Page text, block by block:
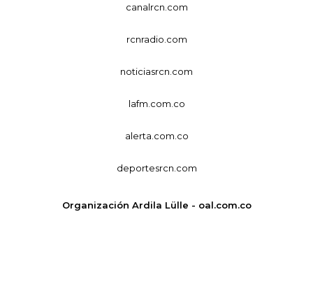
canalrcn.com
rcnradio.com
noticiasrcn.com
lafm.com.co
alerta.com.co
deportesrcn.com
Organización Ardila Lülle - oal.com.co